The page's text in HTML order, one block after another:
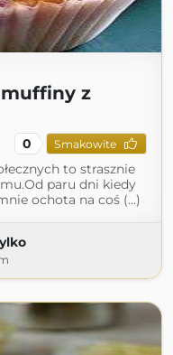
z
0 Smakowite
to strasznie
paru dni kiedy
ochota na coś (...)